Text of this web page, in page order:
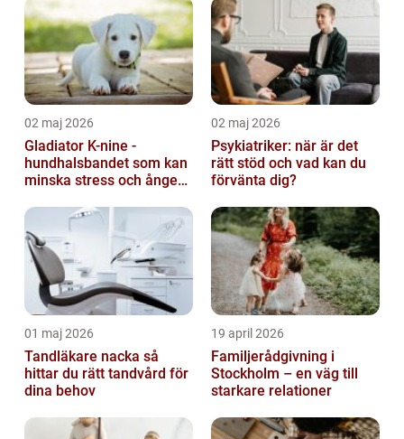
02 maj 2026
Gladiator K-nine -
hundhalsbandet som kan
minska stress och ångest
02 maj 2026
Psykiatriker: när är det
rätt stöd och vad kan du
förvänta dig?
01 maj 2026
Tandläkare nacka så
hittar du rätt tandvård för
dina behov
19 april 2026
Familjerådgivning i
Stockholm – en väg till
starkare relationer